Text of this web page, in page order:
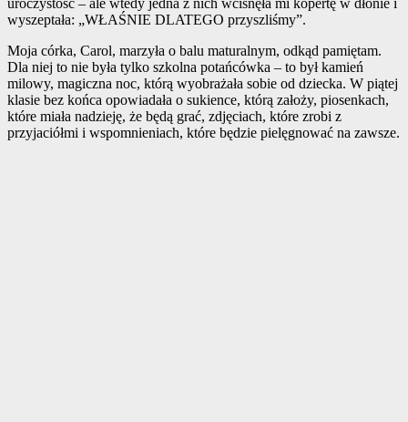
wyszeptała: „WŁAŚNIE DLATEGO przyszliśmy”.
Moja córka, Carol, marzyła o balu maturalnym, odkąd pamiętam.
Dla niej to nie była tylko szkolna potańcówka – to był kamień
milowy, magiczna noc, którą wyobrażała sobie od dziecka. W piątej
klasie bez końca opowiadała o sukience, którą założy, piosenkach,
które miała nadzieję, że będą grać, zdjęciach, które zrobi z
przyjaciółmi i wspomnieniach, które będzie pielęgnować na zawsze.